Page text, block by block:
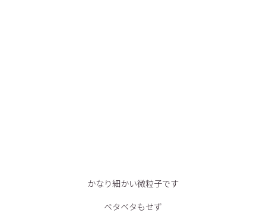
かなり細かい微粒子です
ベタベタもせず